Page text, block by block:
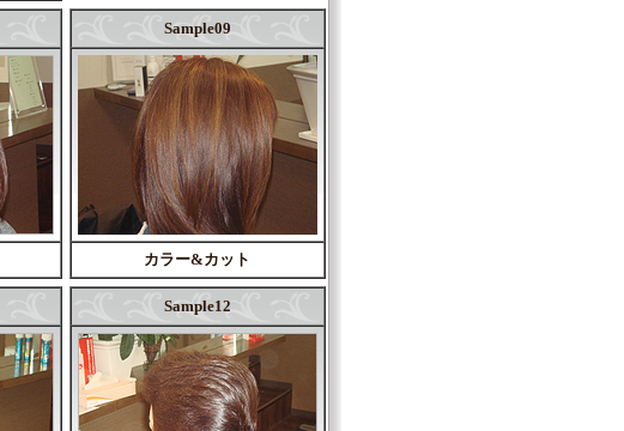
Sample09
カラー&カット
Sample12